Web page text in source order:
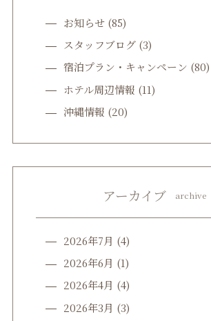
お知らせ(85)
スタッフブログ(3)
宿泊プラン・キャンペーン (80)
ホテル周辺情報 (11)
沖縄情報 (20)
アーカイブ archive
2026年7月 (4)
2026年6月 (1)
2026年4月 (4)
2026年3月 (3)